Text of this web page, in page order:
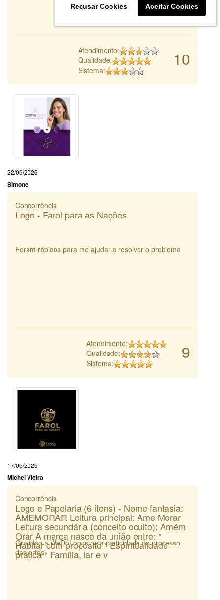
Recusar Cookies Aceitar Cookies
10
Atendimento:
Qualidade:
Sistema:
22/06/2026
Simone
Concorrência
Logo - Farol para as Nações
Foram rápidos para me ajudar a resolver o problema
9
Atendimento:
Qualidade:
Sistema:
17/06/2026
Michel Vieira
Concorrência
Logo e Papelaria (6 itens) - Nome fantasia:
AMEMORAR Leitura principal: Ame Morar
Leitura secundária (conceito oculto): Amém
Orar A marca nasce da união entre: *
Habitar com propósito * Espiritualidade
prática * Família, lar e v
Gratidão a WeDoLogos pela praticidade do processo
das artes.